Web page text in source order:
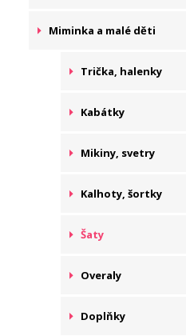
Miminka a malé děti
Trička, halenky
Kabátky
Mikiny, svetry
Kalhoty, šortky
Šaty
Overaly
Doplňky